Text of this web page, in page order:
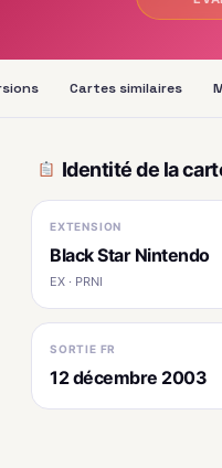
Cartes similaires
Identité de la
EXTENSION
Black Star Nintendo
EX · PRNI
SORTIE FR
12 décembre 2003